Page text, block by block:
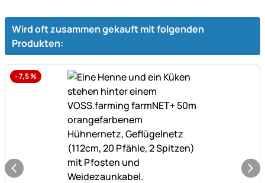
Wird oft zusammen gekauft mit folgenden
Produkten:
-7,5%